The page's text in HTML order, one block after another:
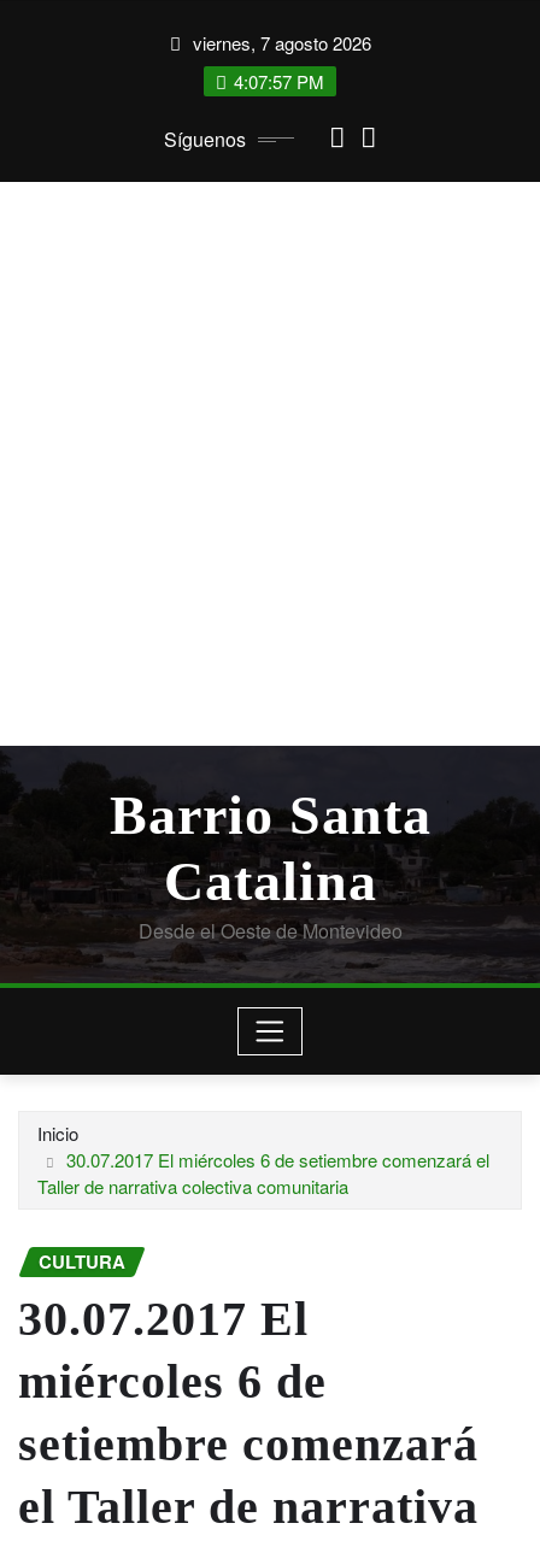
viernes, 7 agosto 2026
4:07:58 PM
Síguenos
Barrio Santa
Catalina
Desde el Oeste de Montevideo
Inicio
30.07.2017 El miércoles 6 de setiembre comenzará el
Taller de narrativa colectiva comunitaria
CULTURA
30.07.2017 El
miércoles 6 de
setiembre comenzará
el Taller de narrativa